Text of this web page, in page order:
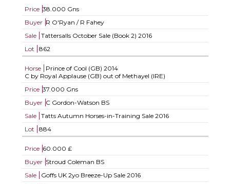
Price 38.000 Gns
Buyer R O'Ryan / R Fahey
Sale
Tattersalls October Sale (Book 2) 2016
Lot
862
Horse Prince of Cool (GB) 2014
C by Royal Applause (GB) out of Methayel (IRE)
Price 37.000 Gns
Buyer C Gordon-Watson BS
Sale
Tatts Autumn Horses-in-Training Sale 2016
Lot
884
Price 60.000 £
Buyer Stroud Coleman BS
Sale
Goffs UK 2yo Breeze-Up Sale 2016